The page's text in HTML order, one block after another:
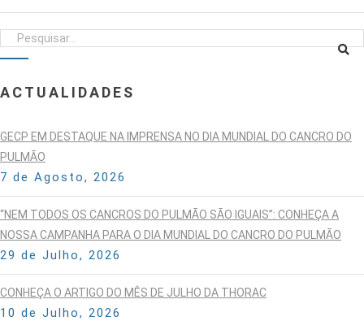
ACTUALIDADES
GECP EM DESTAQUE NA IMPRENSA NO DIA MUNDIAL DO CANCRO DO
PULMÃO
7 de Agosto, 2026
“NEM TODOS OS CANCROS DO PULMÃO SÃO IGUAIS”: CONHEÇA A
NOSSA CAMPANHA PARA O DIA MUNDIAL DO CANCRO DO PULMÃO
29 de Julho, 2026
CONHEÇA O ARTIGO DO MÊS DE JULHO DA THORAC
10 de Julho, 2026